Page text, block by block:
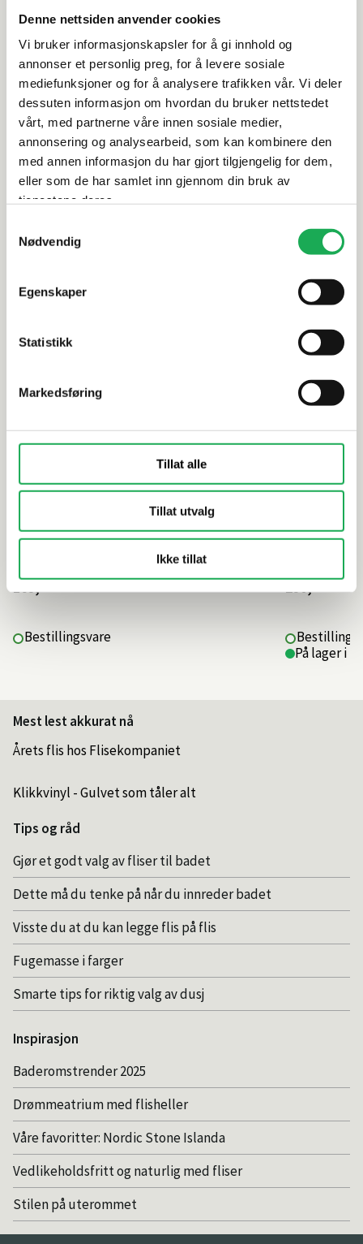
Denne nettsiden anvender cookies
Vi bruker informasjonskapsler for å gi innhold og
annonser et personlig preg, for å levere sosiale
mediefunksjoner og for å analysere trafikken vår. Vi deler
dessuten informasjon om hvordan du bruker nettstedet
vårt, med partnerne våre innen sosiale medier,
annonsering og analysearbeid, som kan kombinere den
med annen informasjon du har gjort tilgjengelig for dem,
eller som de har samlet inn gjennom din bruk av
tjenestene deres.
Nødvendig
Egenskaper
Statistikk
Markedsføring
Tillat alle
Tillat utvalg
Ikke tillat
Spesifikasjoner
Rengjøring og vedlikehold
Leveringsinformasjon
Alternative produkter
VANN Profilhåndtak 200 mm
(C/C:128), Mattbørstet
169,–
Bestillingsvare
DASH
Stainless
290,–
På lager i
Mest lest akkurat nå
Årets flis hos Flisekompaniet
Klikkvinyl - Gulvet som tåler alt
Tips og råd
Gjør et godt valg av fliser til badet
Dette må du tenke på når du innreder badet
Visste du at du kan legge flis på flis
Fugemasse i farger
Smarte tips for riktig valg av dusj
Inspirasjon
Baderomstrender 2025
Drømmeatrium med flisheller
Våre favoritter: Nordic Stone Islanda
Vedlikeholdsfritt og naturlig med fliser
Stilen på uterommet